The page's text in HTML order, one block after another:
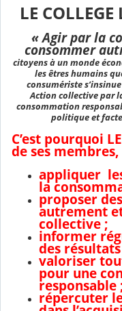
LE
« Agir par la
consommer
citoyens à un monde
les êtres humains
consumériste
Action collective par
consommation
politique et
C’est pourquoi
de ses membres,
appliquer
la
proposer
autrement
collective ;
informer
des
valoriser
pour une
responsable
répercuter